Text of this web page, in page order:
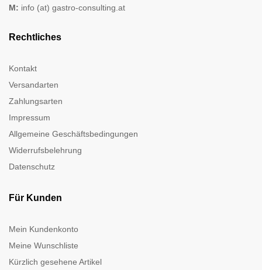
M: info (at) gastro-consulting.at
Rechtliches
Kontakt
Versandarten
Zahlungsarten
Impressum
Allgemeine Geschäftsbedingungen
Widerrufsbelehrung
Datenschutz
Für Kunden
Mein Kundenkonto
Meine Wunschliste
Kürzlich gesehene Artikel